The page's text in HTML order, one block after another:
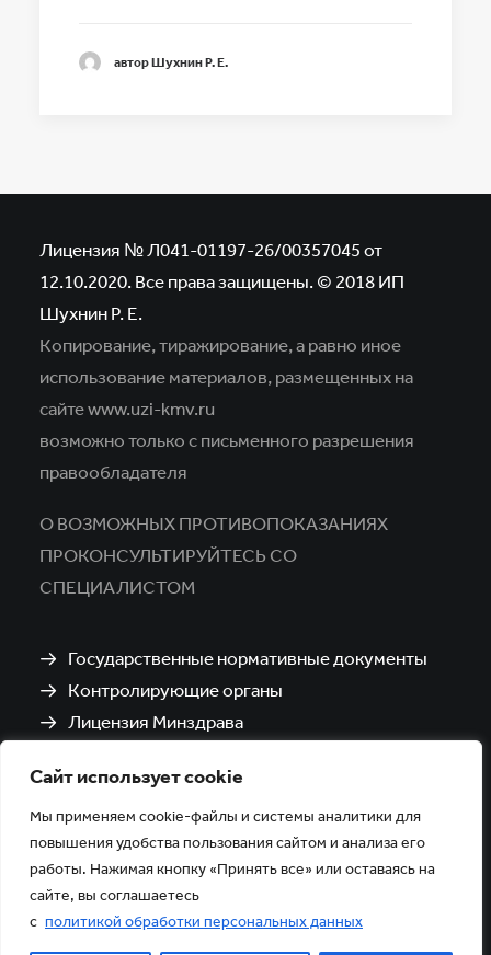
Сайт использует cookie
Мы применяем cookie-файлы и системы аналитики для
повышения удобства пользования сайтом и анализа его
работы. Нажимая кнопку «Принять все» или оставаясь на
сайте, вы соглашаетесь
с политикой обработки персональных данных
автор Шухнин Р. Е.
Лицензия № Л041-01197-26/00357045 от
12.10.2020. Все права защищены. © 2018 ИП
Шухнин Р. Е.
Копирование, тиражирование, а равно иное
использование материалов,размещенных на
сайте www.uzi-kmv.ru
возможно только с письменного разрешения
правообладателя
О ВОЗМОЖНЫХ ПРОТИВОПОКАЗАНИЯХ
ПРОКОНСУЛЬТИРУЙТЕСЬ СО
СПЕЦИАЛИСТОМ
Государственные нормативные документы
Контролирующие органы
Лицензия Минздрава
Политика обработки и защиты персональных
данных